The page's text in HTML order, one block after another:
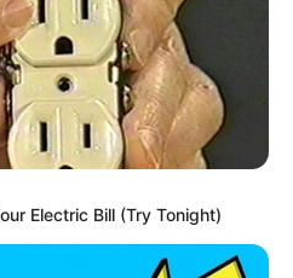
Electric Bill (Try Tonight)